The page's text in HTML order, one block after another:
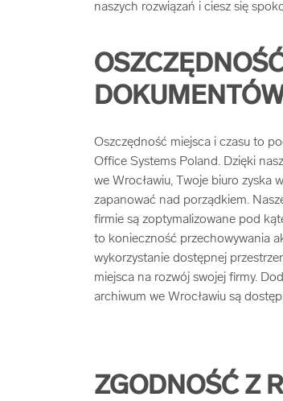
naszych rozwiązań i ciesz się
Oszczędność miejsca i czasu to
Office Systems Poland. Dzięki
we Wrocławiu, Twoje biuro zyska
zapanować nad porządkiem.
firmie są zoptymalizowane pod
to konieczność przechowywania
wykorzystanie dostępnej
miejsca na rozwój swojej firmy.
archiwum we Wrocławiu są
ZGODNOŚĆ Z